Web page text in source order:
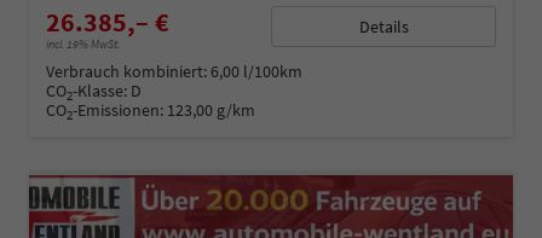
26.385,– €
incl. 19% MwSt.
Details
Verbrauch kombiniert:6,00 l/100km
CO2-Klasse: D
CO2-Emissionen: 123,00 g/km